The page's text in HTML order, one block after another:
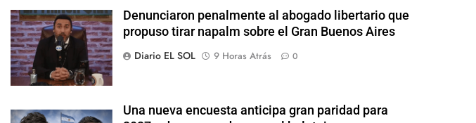
Denunciaron penalmente al abogado libertario que
propuso tirar napalm sobre el Gran Buenos Aires
Diario EL SOL
9 Horas Atrás 0
Una nueva encuesta anticipa gran paridad para